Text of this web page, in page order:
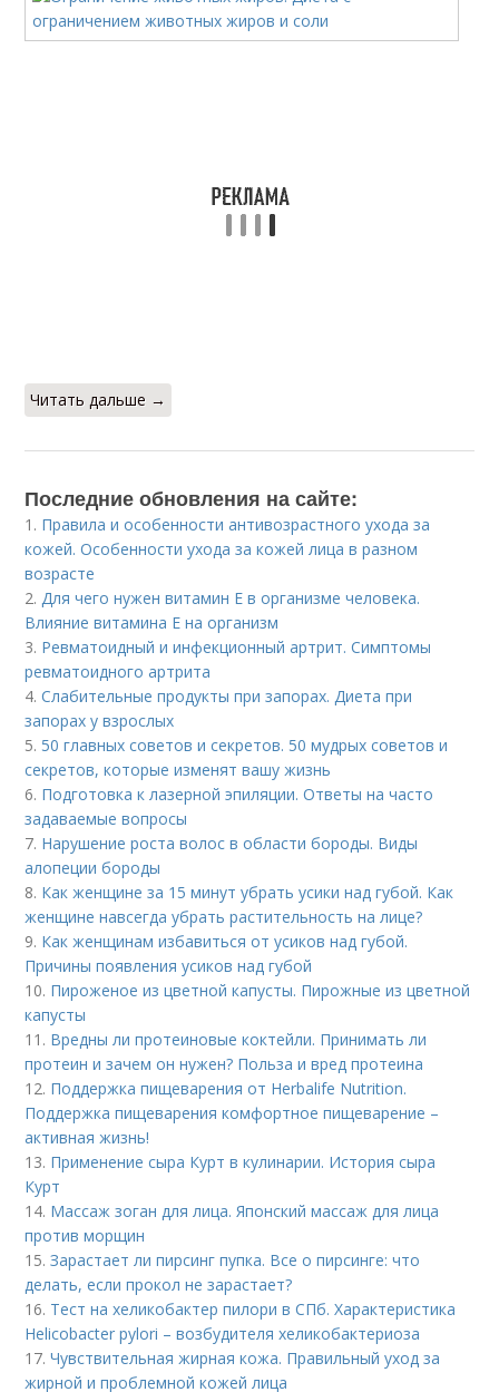
Читать дальше →
Последние обновления на сайте:
1. Правила и особенности антивозрастного ухода за
кожей. Особенности ухода за кожей лица в разном
возрасте
2.Для чего нужен витамин Е в организме человека.
Влияние витамина E на организм
3. Ревматоидный и инфекционный артрит. Симптомы
ревматоидного артрита
4.Слабительные продукты при запорах. Диета при
запорах у взрослых
5. 50 главных советов и секретов. 50 мудрых советов и
секретов, которые изменят вашу жизнь
6. Подготовка к лазерной эпиляции. Ответы на часто
задаваемые вопросы
7. Нарушение роста волос в области бороды. Виды
алопеции бороды
8. Как женщине за 15 минут убрать усики над губой. Как
женщине навсегда убрать растительность на лице?
9. Как женщинам избавиться от усиков над губой.
Причины появления усиков над губой
10. Пироженое из цветной капусты. Пирожные из цветной
капусты
11. Вредны ли протеиновые коктейли. Принимать ли
протеин и зачем он нужен? Польза и вред протеина
12. Поддержка пищеварения от Herbalife Nutrition.
Поддержка пищеварения комфортное пищеварение –
активная жизнь!
13. Применение сыра Курт в кулинарии. История сыра
Курт
14. Массаж зоган для лица. Японский массаж для лица
против морщин
15.Зарастает ли пирсинг пупка. Все о пирсинге: что
делать, если прокол не зарастает?
16. Тест на хеликобактер пилори в СПб. Характеристика
Helicobacter pylori – возбудителя хеликобактериоза
17.Чувствительная жирная кожа. Правильный уход за
жирной и проблемной кожей лица